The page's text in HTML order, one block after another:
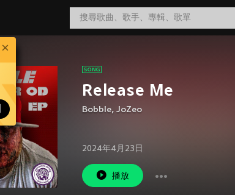
Release Me
Bobble, JoZeo
2024年4月23日
播放